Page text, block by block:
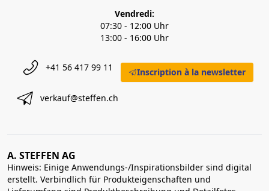
Vendredi:
07:30 - 12:00 Uhr
13:00 - 16:00 Uhr
+41 56 417 99 11
verkauf@steffen.ch
Inscription à la newsletter
A. STEFFEN AG
Hinweis: Einige Anwendungs-/Inspirationsbilder sind digital
erstellt. Verbindlich für Produkteigenschaften und